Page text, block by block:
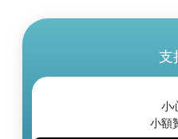
支
小
小額